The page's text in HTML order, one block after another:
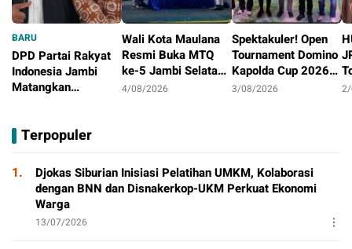
BARU
DPD Partai Rakyat
Indonesia Jambi
Matangkan
Pertama
Wali Kota Maulana
Resmi Buka MTQ
ke-5 Jambi Selatan,
Syiar Al-Qur’an
4/08/2026
Spektakuler! Open
Tournament Domino
Kapolda Cup 2026
Ditutup Meriah,
3/08/2026
Terpopuler
1.
Djokas Siburian Inisiasi Pelatihan UMKM, Kolaborasi
dengan BNN dan Disnakerkop-UKM Perkuat Ekonomi
Warga
13/07/2026